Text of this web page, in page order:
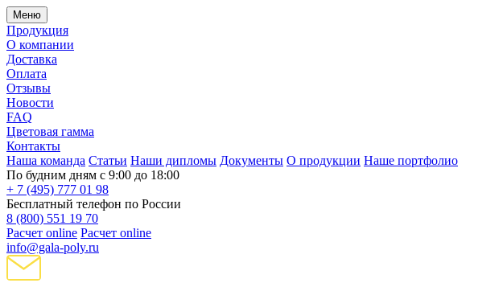
Меню
Продукция
О компании
Доставка
Оплата
Отзывы
Новости
FAQ
Цветовая гамма
Контакты
Наша команда Статьи Наши дипломы Документы О продукции Наше портфолио
По будним дням с 9:00 до 18:00
+ 7 (495) 777 01 98
Бесплатный телефон по России
8 (800) 551 19 70
Расчет online Расчет online
info@gala-poly.ru